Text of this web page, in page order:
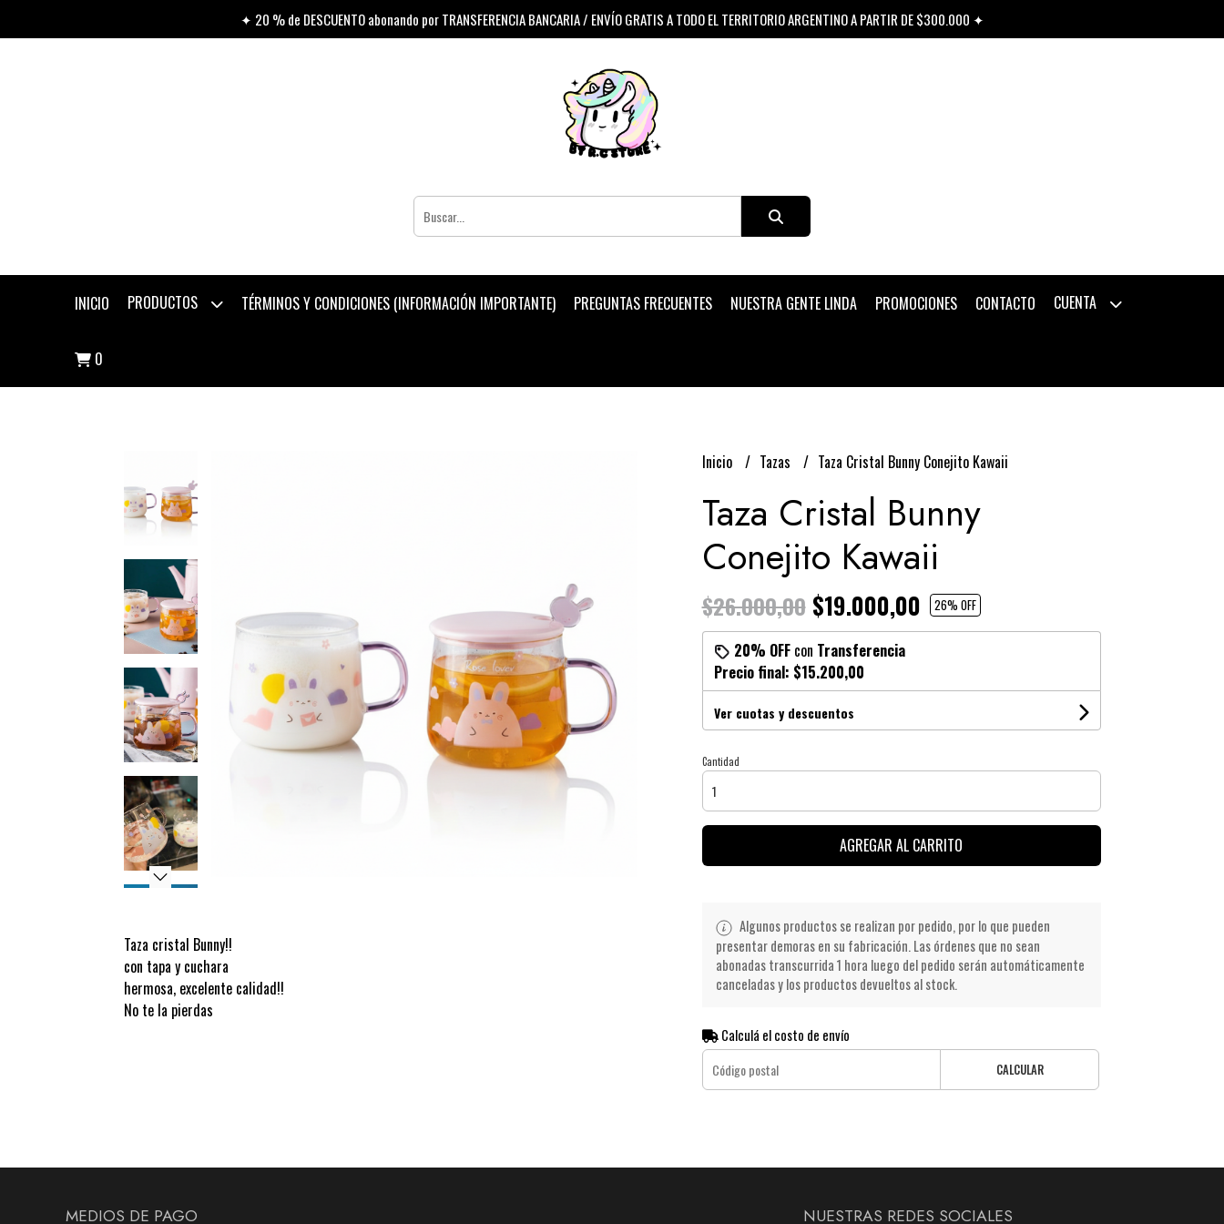
✦ 20 % de DESCUENTO abonando por TRANSFERENCIA BANCARIA / ENVÍO GRATIS A TODO EL TERRITORIO ARGENTINO A PARTIR DE $300.000 ✦
INICIO PRODUCTOS TÉRMINOS Y CONDICIONES (INFORMACIÓN IMPORTANTE) PREGUNTAS FRECUENTES NUESTRA GENTE LINDA PROMOCIONES CONTACTO CUENTA
0
Taza cristal Bunny!!
con tapa y cuchara
hermosa, excelente calidad!!
No te la pierdas
Inicio Tazas Taza Cristal Bunny Conejito Kawaii
Taza Cristal Bunny
Conejito Kawaii
$26.000,00$19.000,00 26% OFF
20% OFFcon Transferencia
Precio final: $15.200,00
Ver cuotas y descuentos
Cantidad
AGREGAR AL CARRITO
Algunos productos se realizan por pedido, por lo que pueden
presentar demoras en su fabricación. Las órdenes que no sean
abonadas transcurrida 1 hora luego del pedido serán automáticamente
canceladas y los productos devueltos al stock.
Calculá el costo de envío
CALCULAR
MEDIOS DE PAGO NUESTRAS REDES SOCIALES